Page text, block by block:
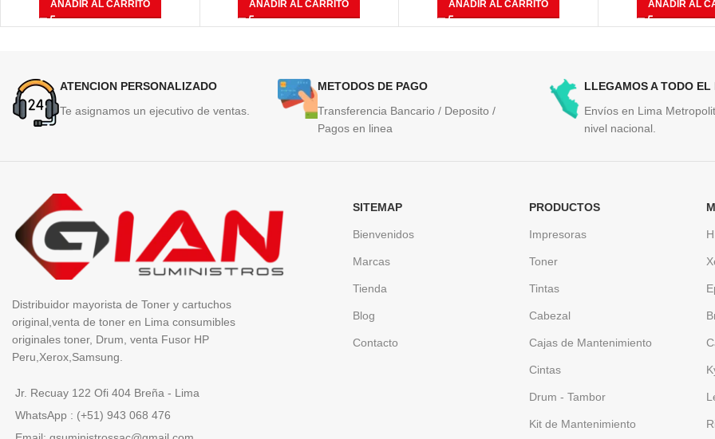
AÑADIR AL CARRITO AÑADIR AL CARRITO
Páginas
AÑADIR AL CARRITO AÑADIR AL
ATENCION PERSONALIZADO
Te asignamos un ejecutivo de ventas.
METODOS DE PAGO
Transferencia Bancario / Deposito /
Pagos en linea
LLEGAMOS A TODO EL
Envíos en Lima
nivel nacional.
Distribuidor mayorista de Toner y cartuchos
original,venta de toner en Lima consumibles
originales toner, Drum, venta Fusor HP
Peru,Xerox,Samsung.
Jr. Recuay 122 Ofi 404 Breña - Lima
WhatsApp : (+51) 943 068 476
SITEMAP
Bienvenidos
Marcas
Tienda
Blog
Contacto
PRODUCTOS
Impresoras
Toner
Tintas
Cabezal
Cajas de Mantenimiento
Cintas
Drum - Tambor
Kit de Mantenimiento